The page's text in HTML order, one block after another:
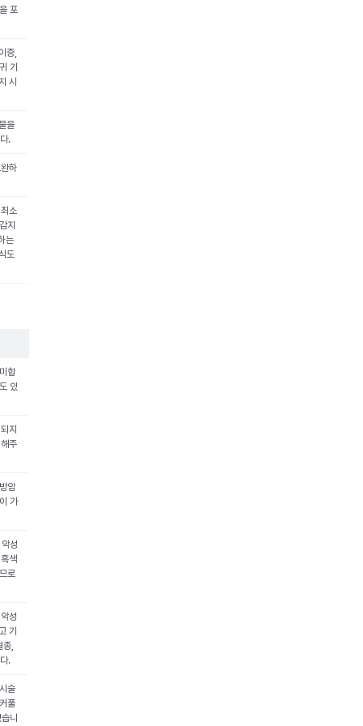
포
증,
기
시
을
.
하
소
지
는
도
합
있
지
주
암
가
성
색
로
성
기
,
.
술
풀
니